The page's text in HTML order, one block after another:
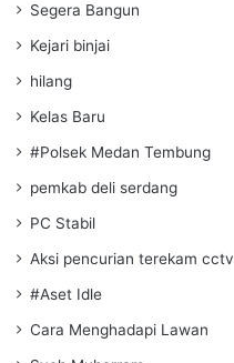
Segera Bangun
Kejari binjai
hilang
Kelas Baru
#Polsek Medan Tembung
pemkab deli serdang
PC Stabil
Aksi pencurian terekam cctv
#Aset Idle
Cara Menghadapi Lawan